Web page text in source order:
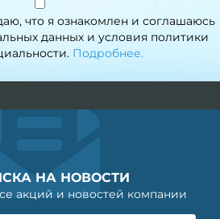
что я ознакомлен и соглашаюсь
данных и условия политики
Подробнее.
НА НОВОСТИ
акций и новостей компании